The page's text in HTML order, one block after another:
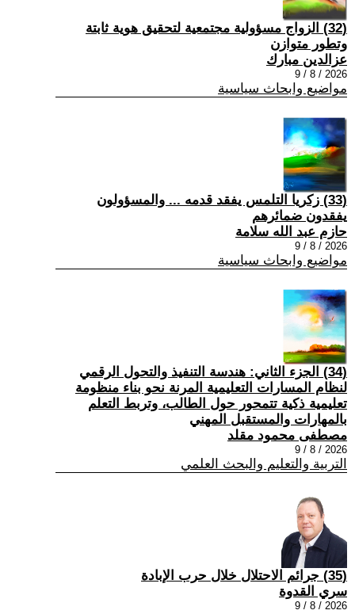
(32) الزواج مسؤولية مجتمعية لتحقيق هوية ثابتة
وتطور متوازن
عزالدين مبارك
2026 / 8 / 9
مواضيع وابحاث سياسية
(33) زكريا التلمس يفقد قدمه ... والمسؤولون
يفقدون ضمائرهم
حازم عبد الله سلامة
2026 / 8 / 9
مواضيع وابحاث سياسية
(34) الجزء الثاني: هندسة التنفيذ والتحول الرقمي
لنظام المسارات التعليمية المرنة نحو بناء منظومة
تعليمية ذكية تتمحور حول الطالب، وتربط التعلم
بالمهارات والمستقبل المهني
مصطفى محمود مقلد
2026 / 8 / 9
التربية والتعليم والبحث العلمي
(35) جرائم الاحتلال خلال حرب الإبادة
سري القدوة
2026 / 8 / 9